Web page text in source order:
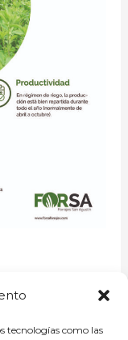
tecnologías como las